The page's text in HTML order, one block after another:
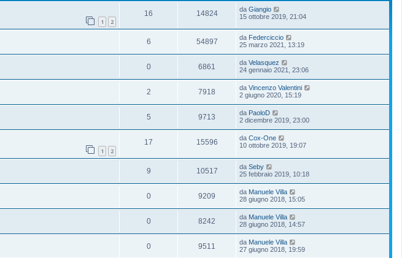
1 2
16 14824 da Giangio
15 ottobre 2019, 21:04
6 54897 da Federciccio
25 marzo 2021, 13:19
0 6861 da Velasquez
24 gennaio 2021, 23:06
2 7918 da Vincenzo Valentini
2 giugno 2020, 15:19
5 9713 da PaoloD
2 dicembre 2019, 23:00
1 2
17 15596 da Cox-One
10 ottobre 2019, 19:07
9 10517 da Seby
25 febbraio 2019, 10:18
0 9209 da Manuele Villa
28 giugno 2018, 15:05
0 8242 da Manuele Villa
28 giugno 2018, 14:57
0 9511 da Manuele Villa
27 giugno 2018, 19:59